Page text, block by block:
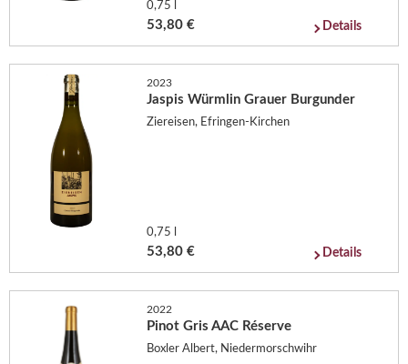
0,75 l
53,80 € Details
2023
Jaspis Würmlin Grauer Burgunder
Ziereisen, Efringen-Kirchen
0,75 l
53,80 € Details
2022
Pinot Gris AAC Réserve
Boxler Albert, Niedermorschwihr